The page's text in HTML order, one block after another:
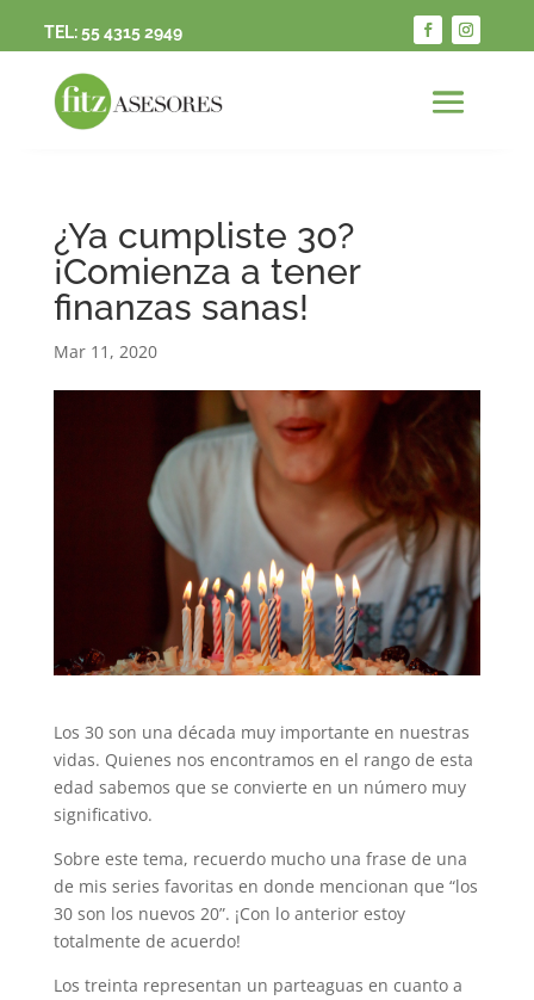
TEL:55 4315 2949
¿Ya cumpliste 30?
¡Comienza a tener
finanzas sanas!
Mar 11, 2020
Los 30 son una década muy importante en nuestras
vidas. Quienes nos encontramos en el rango de esta
edad sabemos que se convierte en un número muy
significativo.
Sobre este tema, recuerdo mucho una frase de una
de mis series favoritas en donde mencionan que “los
30 son los nuevos 20”. ¡Con lo anterior estoy
totalmente de acuerdo!
Los treinta representan un parteaguas en cuanto a